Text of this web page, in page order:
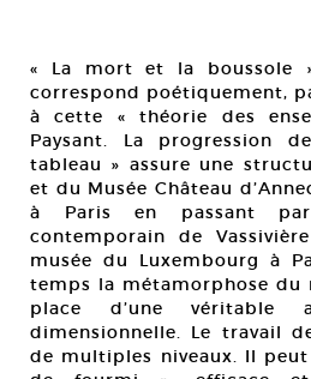
« La mort et la boussole
correspond poétiquement,
à cette « théorie des
Paysant. La progression
tableau » assure une
et du Musée Château
à Paris en passant
contemporain de
musée du Luxembourg à
temps la métamorphose du
place d’une véritable
dimensionnelle. Le travail
de multiples niveaux. Il